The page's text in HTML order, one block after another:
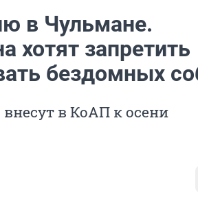
в Чульмане.
хотят запретить
бездомных
в КоАП к осени